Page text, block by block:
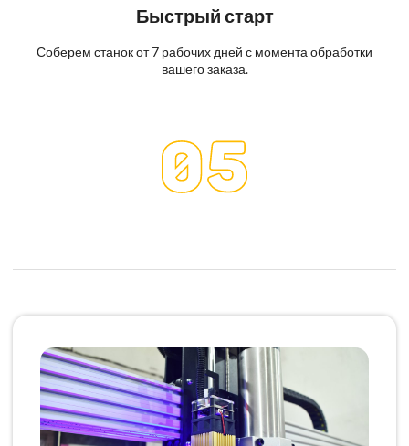
Быстрый старт
Соберем станок от 7 рабочих дней с момента обработки
вашего заказа.